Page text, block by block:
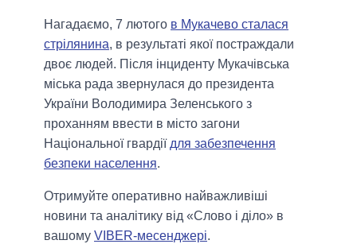
Нагадаємо, 7 лютого в Мукачево сталася
стрілянина, в результаті якої постраждали
двоє людей. Після інциденту Мукачівська
міська рада звернулася до президента
України Володимира Зеленського з
проханням ввести в місто загони
Національної гвардії для забезпечення
безпеки населення.
Отримуйте оперативно найважливіші
новини та аналітику від «Слово і діло» в
вашому VIBER-месенджері.